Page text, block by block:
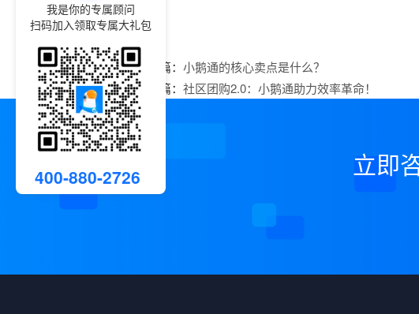
上一篇： 小鹅通的核心卖点是什么？
下一篇： 社区团购2.0：小鹅通助力效率革命！
立即
我是你的专属顾问
扫码加入领取专属大礼包
400-880-2726